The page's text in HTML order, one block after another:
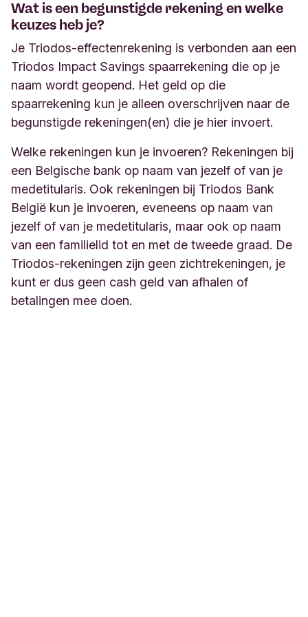
Wat is een begunstigde rekening en welke
keuzes heb je?
Je Triodos-effectenrekening is verbonden aan een
Triodos Impact Savings spaarrekening die op je
naam wordt geopend. Het geld op die
spaarrekening kun je alleen overschrijven naar de
begunstigde rekeningen(en) die je hier invoert.
Welke rekeningen kun je invoeren? Rekeningen bij
een Belgische bank op naam van jezelf of van je
medetitularis. Ook rekeningen bij Triodos Bank
België kun je invoeren, eveneens op naam van
jezelf of van je medetitularis, maar ook op naam
van een familielid tot en met de tweede graad. De
Triodos-rekeningen zijn geen zichtrekeningen, je
kunt er dus geen cash geld van afhalen of
betalingen mee doen.